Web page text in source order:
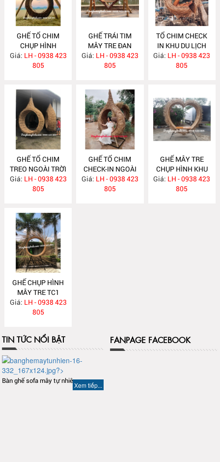
GHẾ TỔ CHIM
CHỤP HÌNH
NGOÀI TRỜI
MA574
Giá: LH - 0938 423
805
GHẾ TRÁI TIM
MÂY TRE ĐAN
CHỤP HÌNH
MA573
Giá: LH - 0938 423
805
TỔ CHIM CHECK
IN KHU DU LỊCH
TC6
Giá: LH - 0938 423
805
GHẾ TỔ CHIM
TREO NGOÀI TRỜI
KHU DU LỊCH TC5
Giá: LH - 0938 423
805
GHẾ TỔ CHIM
CHECK-IN NGOÀI
TRỜI TC4
Giá: LH - 0938 423
805
GHẾ MÂY TRE
CHỤP HÌNH KHU
DU LỊCH TC2
Giá: LH - 0938 423
805
GHẾ CHỤP HÌNH
MÂY TRE TC1
Giá: LH - 0938 423
805
TIN TỨC NỔI BẬT
Bàn ghế sofa mây tự nhiên
Xem tiếp...
FANPAGE FACEBOOK